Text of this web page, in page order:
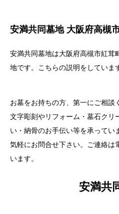
安満共同墓地 大阪府高槻
安満共同墓地は大阪府高槻市紅茸
地です。こちらの説明をしていま
お墓をお持ちの方、第一にご相談
文字彫刻やリフォーム・墓石クリ
い・納骨のお手伝い等を承ってい
気軽にお問合せ下さい。ご連絡は
います。
安満共